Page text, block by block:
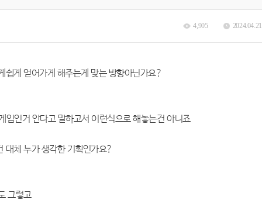
4,905 2024.04.21
쉽게 얻어가게 해주는게 맞는 방향아닌가요?
인거 안다고 말하고서 이런식으로 해놓는건 아니죠
대체 누가 생각한 기획인가요?
그렇고